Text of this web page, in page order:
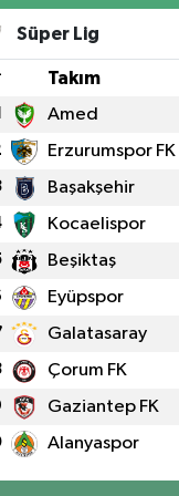
Süper Lig
Takım
Amed
Erzurumspor FK
Başakşehir
Kocaelispor
Beşiktaş
Eyüpspor
Galatasaray
Çorum FK
Gaziantep FK
Alanyaspor